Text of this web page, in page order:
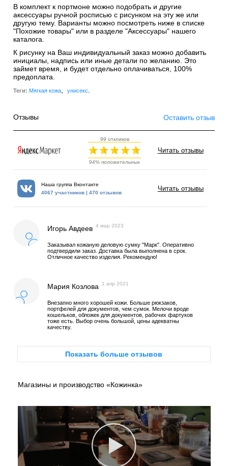
В комплект к портмоне можно подобрать и другие
аксессуары ручной росписью с рисунком на эту же или
другую тему. Варианты можно посмотреть ниже в списке
"Похожие товары" или в разделе "Аксессуары" нашего
каталога.
К рисунку на Ваш индивидуальный заказ можно добавить
инициалы, надпись или иные детали по желанию. Это
займет время, и будет отдельно оплачиваться, 100%
предоплата.
Теги: Мягкая кожа унисекс
Отзывы Оставить отзыв
99 откликов
94% положительных
Читать отзывы
Наша группа Вконтакте
4067 участников | 470 отзывов
Читать отзывы
Игорь Авдеев 4 мар 2023
Заказывал кожаную деловую сумку "Марк". Оперативно
подтвердили заказ. Доставка была выполнена в срок.
Отличное качество изделия. Рекомендую!
Мария Козлова 1 апр 2021
Внезапно много хорошей кожи. Больше рюкзаков,
портфелей для документов, чем сумок. Мелочи вроде
кошельков, обложек для документов, рабочих фартуков
тоже есть. Выбор очень большой, цены адекватны
качеству.
Показать больше отзывов
Магазины и производство «Кожинка»